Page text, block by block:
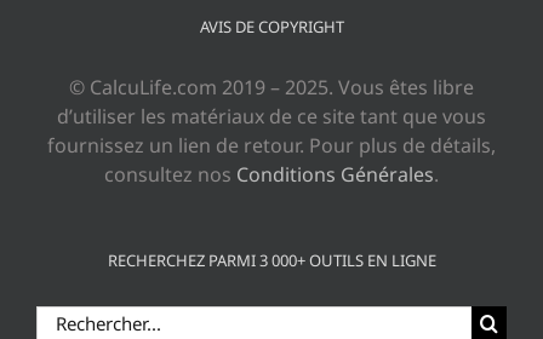
AVIS DE COPYRIGHT
© CalcuLife.com 2019 – 2025. Vous êtes libre
d’utiliser les matériaux de ce site tant que vous
fournissez un lien de retour. Pour plus de détails,
consultez nos Conditions Générales.
RECHERCHEZ PARMI 3 000+ OUTILS EN LIGNE
Rechercher: